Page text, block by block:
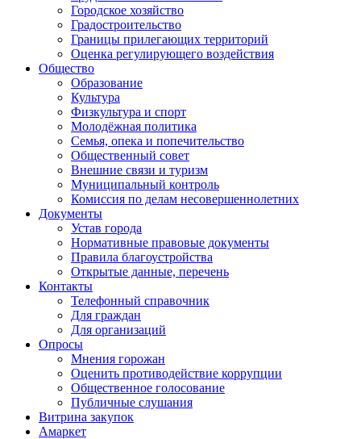
Городское хозяйство
Градостроительство
Границы прилегающих территорий
Оценка регулирующего воздействия
Общество
Образование
Культура
Физкультура и спорт
Молодёжная политика
Семья, опека и попечительство
Общественный совет
Внешние связи и туризм
Муниципальный контроль
Комиссия по делам несовершеннолетних
Документы
Устав города
Нормативные правовые документы
Правила благоустройства
Открытые данные, перечень
Контакты
Телефонный справочник
Для граждан
Для организаций
Опросы
Мнения горожан
Оценить противодействие коррупции
Общественное голосование
Публичные слушания
Витрина закупок
Амаркет